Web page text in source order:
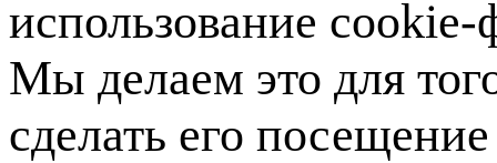
использование
Мы делаем это для
сделать его